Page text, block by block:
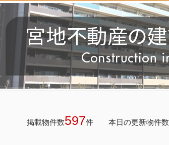
掲載物件数597件 本日の更新物件数